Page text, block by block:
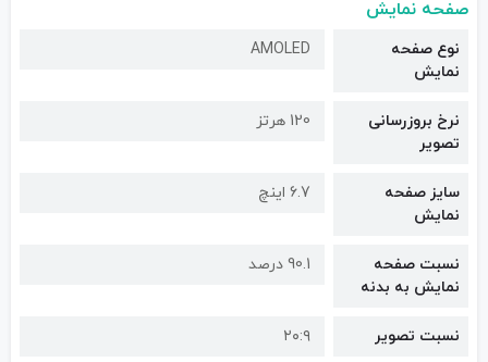
صفحه نمایش
نوع صفحه
نمایش
AMOLED
نرخ بروزرسانی
تصویر
120 هرتز
سایز صفحه
نمایش
6.7 اینچ
نسبت صفحه
نمایش به بدنه
90.1 درصد
نسبت تصویر ۲۰:۹